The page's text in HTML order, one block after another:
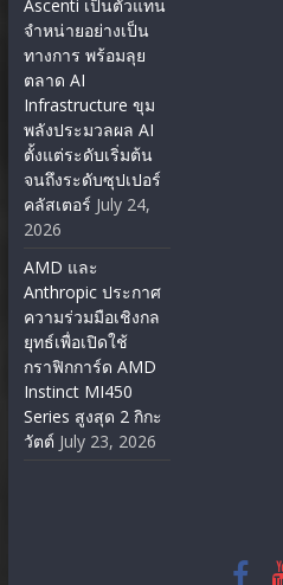
Ascenti เป็นตัวแทน
จำหน่ายอย่างเป็น
ทางการ พร้อมลุย
ตลาด AI
Infrastructure ขุม
พลังประมวลผล AI
ตั้งแต่ระดับเริ่มต้น
จนถึงระดับซุปเปอร์
คลัสเตอร์ July 24,
2026
AMD และ
Anthropic ประกาศ
ความร่วมมือเชิงกล
ยุทธ์เพื่อเปิดใช้
กราฟิกการ์ด AMD
Instinct MI450
Series สูงสุด 2 กิกะ
วัตต์ July 23, 2026